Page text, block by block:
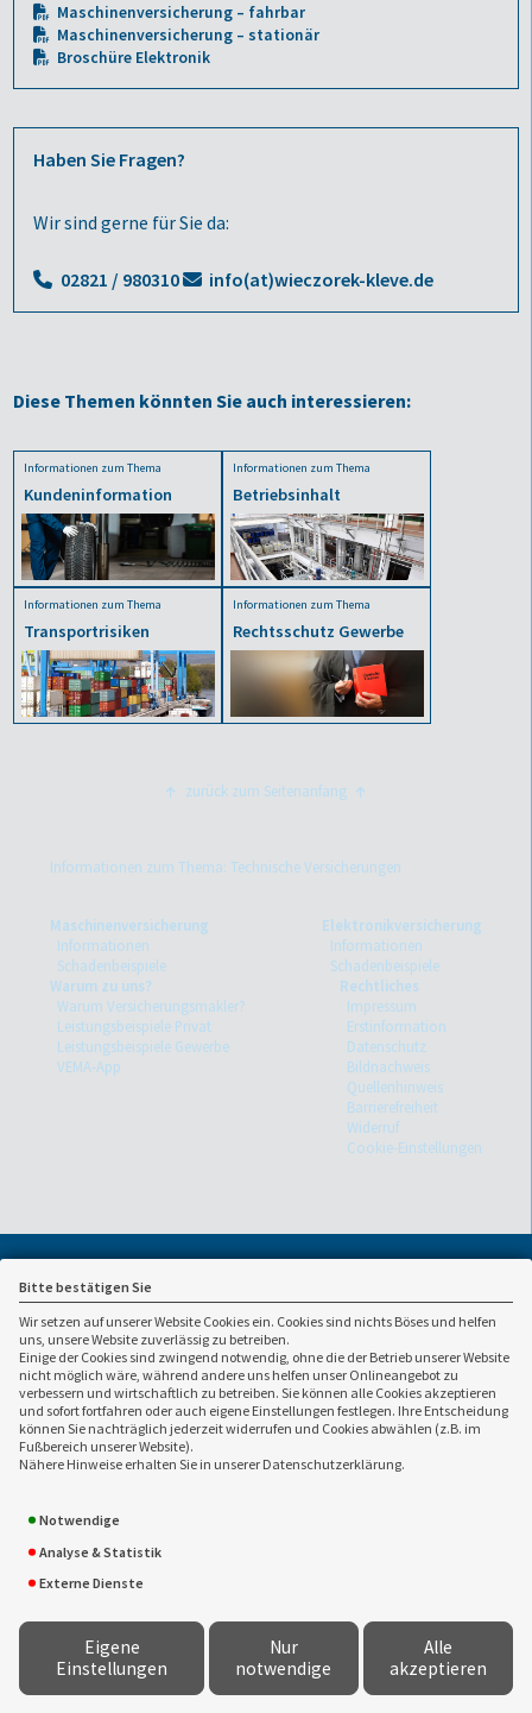
Bitte bestätigen Sie
Wir setzen auf unserer Website Cookies ein. Cookies sind nichts Böses und helfen
uns, unsere Website zuverlässig zu betreiben.
Einige der Cookies sind zwingend notwendig, ohne die der Betrieb unserer Website
nicht möglich wäre, während andere uns helfen unser Onlineangebot zu
verbessern und wirtschaftlich zu betreiben. Sie können alle Cookies akzeptieren
und sofort fortfahren oder auch eigene Einstellungen festlegen. Ihre Entscheidung
können Sie nachträglich jederzeit widerrufen und Cookies abwählen (z.B. im
Fußbereich unserer Website).
Nähere Hinweise erhalten Sie in unserer Datenschutzerklärung.
Notwendige
Analyse & Statistik
Externe Dienste
Eigene
Einstellungen
Nur
notwendige
Alle
akzeptieren
Maschinenversicherung – fahrbar
Maschinenversicherung – stationär
Broschüre Elektronik
Haben Sie Fragen?
Wir sind gerne für Sie da:
02821 / 980310 info(at)wieczorek-kleve.de
Diese Themen könnten Sie auch interessieren:
Informationen zum Thema
Kundeninformation
Informationen zum Thema
Betriebsinhalt
Informationen zum Thema
Transportrisiken
Informationen zum Thema
Rechtsschutz Gewerbe
zurück zum Seitenanfang
Informationen zum Thema: Technische Versicherungen
Maschinenversicherung
Informationen
Schadenbeispiele
Elektronikversicherung
Informationen
Schadenbeispiele
Warum zu uns?
Warum Versicherungsmakler?
Leistungsbeispiele Privat
Leistungsbeispiele Gewerbe
VEMA-App
Rechtliches
Impressum
Erstinformation
Datenschutz
Bildnachweis
Quellenhinweis
Barrierefreiheit
Widerruf
Cookie-Einstellungen
Ansprechpartner:
Frank Wieczorek
e.Kfm
Huisberdener Str. 30
02821 / 980310
Konzeption, technische Entwicklung, fachliche Betreuung -